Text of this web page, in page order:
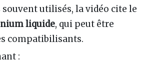
utilisés, la vidéo cite le
liquide, qui peut être
compatibilisants.
: